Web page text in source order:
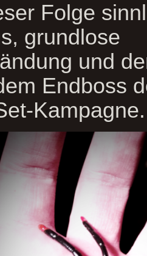
Folge
grundlose
und
Endboss